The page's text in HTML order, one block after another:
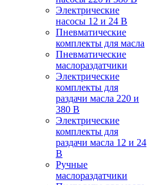
Электрические
насосы 12 и 24 В
Пневматические
комплекты для масла
Пневматические
маслораздатчики
Электрические
комплекты для
раздачи масла 220 и
380 В
Электрические
комплекты для
раздачи масла 12 и 24
В
Ручные
маслораздатчики